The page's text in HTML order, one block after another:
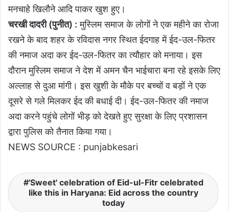
मनचाहे खिलौने आदि पाकर खुश हुए।
चरखी दादरी (पुनीत) : मुस्लिम समाज के लोगों ने एक महीने का रोजा
रखने के बाद शहर के रविदास नगर स्थित ईदगाह में ईद-उल-फितर
की नमाज अदा कर ईद-उल-फितर का त्यौहार को मनाया। इस
दौरान मुस्लिम समाज ने देश में अमन चैन भाईचारा बना रहे इसके लिए
अल्लाह से दुआ मांगी। इस खुशी के मौके पर बच्चों व बड़ों ने एक
दूसरे से गले मिलकर ईद की बधाई दी। ईद-उल-फितर की नमाज
अदा करने पहुंचे लोगों भीड़ को देखते हुए सुरक्षा के लिए प्रशासन
द्वारा पुलिस को तैनात किया गया।
NEWS SOURCE : punjabkesari
'Sweet' celebration of Eid-ul-Fitr celebrated
like this in Haryana: Eid across the country
today